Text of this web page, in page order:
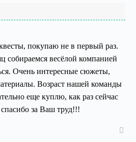
покупаю не в первый раз.
собираемся весёлой компанией
Очень интересные сюжеты,
Возраст нашей команды
еще куплю, как раз сейчас
за Ваш труд!!!